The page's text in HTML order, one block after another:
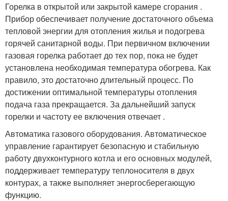
Горелка в открытой или закрытой камере сгорания .
Прибор обеспечивает получение достаточного объема
тепловой энергии для отопления жилья и подогрева
горячей санитарной воды. При первичном включении
газовая горелка работает до тех пор, пока не будет
установлена необходимая температура обогрева. Как
правило, это достаточно длительный процесс. По
достижении оптимальной температуры отопления
подача газа прекращается. За дальнейший запуск
горелки и частоту ее включения отвечает .
Автоматика газового оборудования. Автоматическое
управление гарантирует безопасную и стабильную
работу двухконтурного котла и его основных модулей,
поддерживает температуру теплоносителя в двух
контурах, а также выполняет энергосберегающую
функцию.